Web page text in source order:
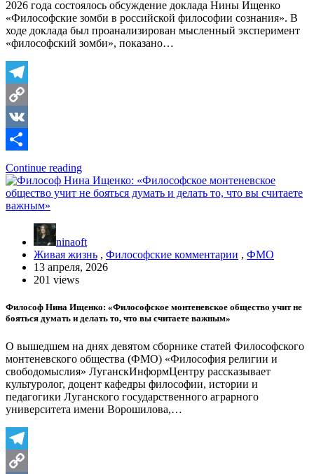
2026 года состоялось обсуждение доклада Нины Ищенко
«Философские зомби в российской философии сознания». В
ходе доклада был проанализирован мысленный эксперимент
«философский зомби», показано…
Telegram
Copy
Link
VK
Отправить
Continue reading
ninaoft
Живая жизнь , Философские комментарии , ФМО
13 апреля, 2026
201 views
Философ Нина Ищенко: «Философское монтеневское общество учит не
бояться думать и делать то, что вы считаете важным»
О вышедшем на днях девятом сборнике статей Философского
монтеневского общества (ФМО) «Философия религии и
свободомыслия» ЛуганскИнформЦентру рассказывает
культуролог, доцент кафедры философии, истории и
педагогики Луганского государственного аграрного
университета имени Ворошилова,…
Telegram